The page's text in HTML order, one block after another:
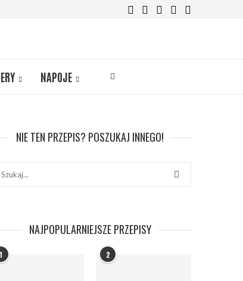
NAPOJE
NIE TEN PRZEPIS? POSZUKAJ INNEGO!
NAJPOPULARNIEJSZE PRZEPISY
1 2